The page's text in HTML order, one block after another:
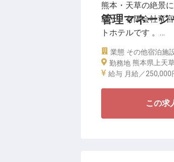
管理マネージ
熊本・天草の絶景
寂」。有限会社竜
トホテルです 。
今回の募集は、こ
と導くマネージャ
理からスタッフの
わたります 。現場
ュアルの整備を行
業態 その他宿泊施
勤務地 熊本県上天
給与 月給／250,000
この求